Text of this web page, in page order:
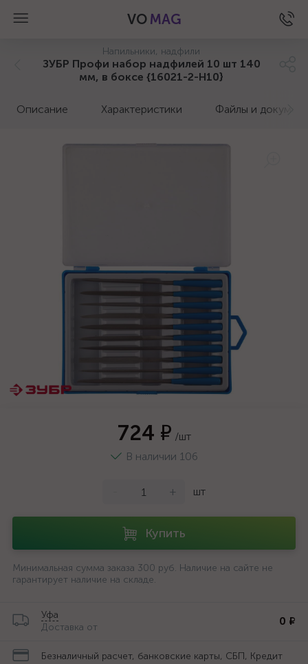
VO MAG
Напильники, надфили
ЗУБР Профи набор надфилей 10 шт 140
мм, в боксе {16021-2-H10}
Описание Характеристики Файлы и
724 ₽ /шт
В наличии 106
+ шт
Купить
Минимальная сумма заказа 300 руб. Наличие на сайте не
гарантирует наличие на складе.
Уфа
Доставка от
0 ₽
Безналичный расчет, банковские карты, СБП, Кредит